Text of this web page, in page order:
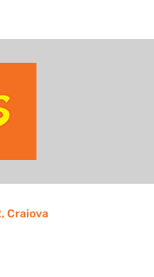
Craiova